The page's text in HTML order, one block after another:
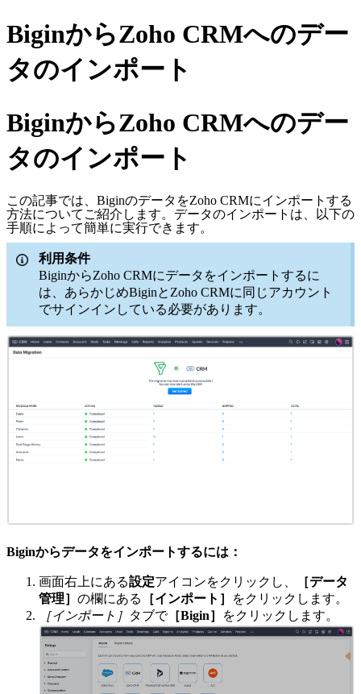
BiginからZoho CRMへのデー
タのインポート
BiginからZoho CRMへのデー
タのインポート
この記事では、BiginのデータをZoho CRMにインポートする
方法についてご紹介します。データのインポートは、以下の
手順によって簡単に実行できます。
利用条件
BiginからZoho CRMにデータをインポートするに
は、あらかじめBiginとZoho CRMに同じアカウント
でサインインしている必要があります。
Biginからデータをインポートするには：
画面右上にある設定アイコンをクリックし、
［データ
管理］ の欄にある ［インポート］
をクリックします。
［インポート］ タブで［Bigin］ をクリックします。